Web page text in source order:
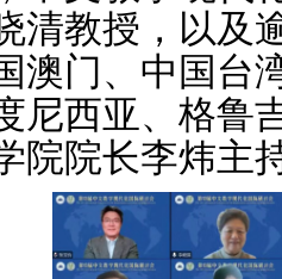
清教授，以及
澳门、中国台
尼西亚、格鲁
院院长李炜主